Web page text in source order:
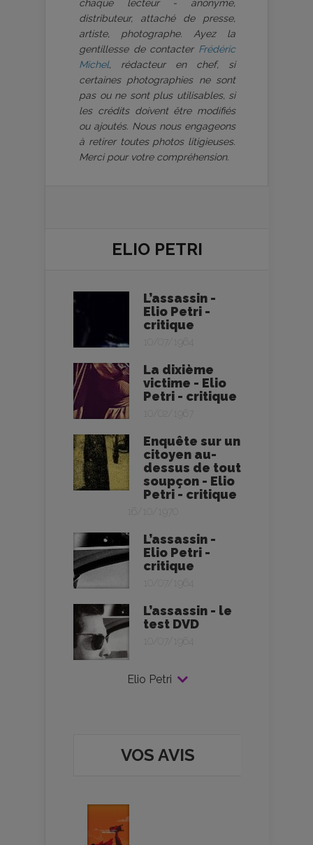
chaque lecteur - anonyme,
distributeur, attaché de presse,
artiste, photographe. Ayez la
gentillesse de contacter Frédéric
Michel, rédacteur en chef, si
certaines photographies ne sont
pas ou ne sont plus utilisables, si
les crédits doivent être modifiés
ou ajoutés. Nous nous engageons
à retirer toutes photos litigieuses.
Merci pour votre compréhension.
ELIO PETRI
L’assassin -
Elio Petri -
critique
10/07/1964
La dixième
victime - Elio
Petri - critique
Enquête sur un
citoyen au-
dessus de tout
soupçon - Elio
Petri - critique
L’assassin -
Elio Petri -
critique
10/07/1964
L’assassin - le
test DVD
10/07/1964
Elio Petri
VOS AVIS